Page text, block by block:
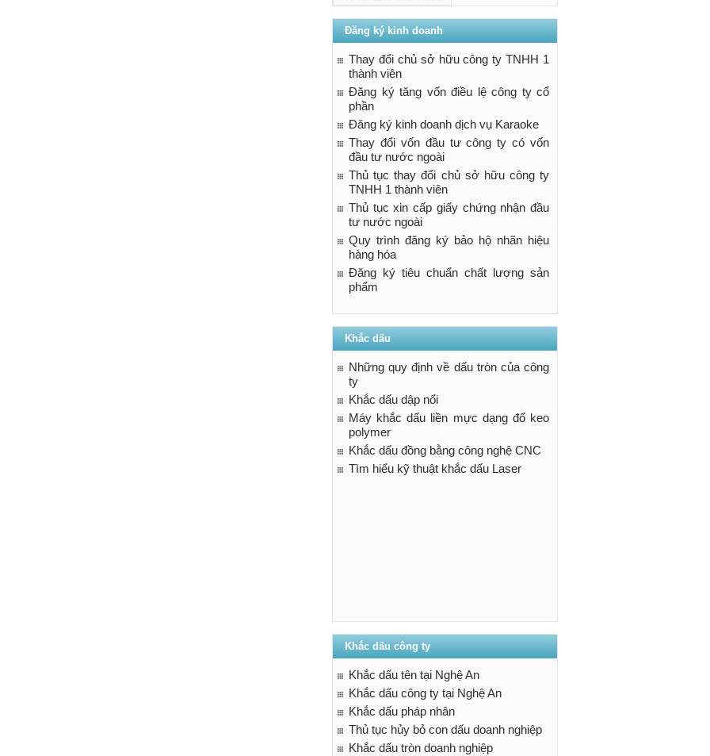
Đăng ký kinh doanh
Thay đổi chủ sở hữu công ty TNHH 1
thành viên
Đăng ký tăng vốn điều lệ công ty cổ
phần
Đăng ký kinh doanh dịch vụ Karaoke
Thay đổi vốn đầu tư công ty có vốn
đầu tư nước ngoài
Thủ tục thay đổi chủ sở hữu công ty
TNHH 1 thành viên
Thủ tục xin cấp giấy chứng nhận đầu
tư nước ngoài
Quy trình đăng ký bảo hộ nhãn hiệu
hàng hóa
Đăng ký tiêu chuẩn chất lượng sản
phẩm
Khắc dấu
Những quy định về dấu tròn của công
ty
Khắc dấu dập nổi
Máy khắc dấu liền mực dạng đổ keo
polymer
Khắc dấu đồng bằng công nghệ CNC
Tìm hiểu kỹ thuật khắc dấu Laser
Khắc dấu công ty
Khắc dấu tên tại Nghệ An
Khắc dấu công ty tại Nghệ An
Khắc dấu pháp nhân
Thủ tục hủy bỏ con dấu doanh nghiệp
Khắc dấu tròn doanh nghiệp